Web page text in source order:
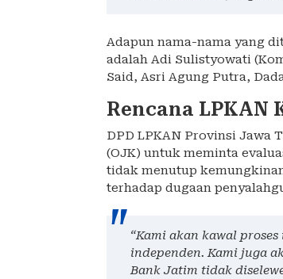
Adapun nama-nama yang
adalah Adi Sulistyowati
Said, Asri Agung Putra,
Rencana LPKAN
DPD LPKAN Provinsi Jawa
(OJK) untuk meminta
tidak menutup
terhadap dugaan
“Kami akan kawal
independen. Kami juga
Bank Jatim tidak